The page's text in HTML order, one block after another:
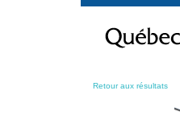
contenu
Retour aux résultats